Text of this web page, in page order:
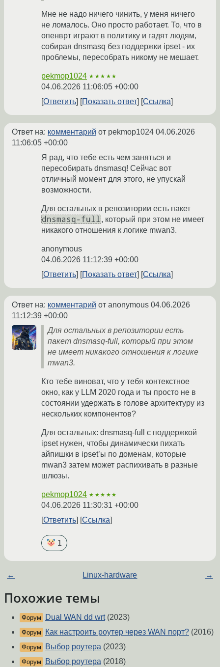
Мне не надо ничего чинить, у меня ничего
не ломалось. Оно просто работает. То, что в
опенврт играют в политику и гадят людям,
собирая dnsmasq без поддержки ipset - их
проблемы, пересобрать никому не мешает.
pekmop1024 ★★★★★
04.06.2026 11:06:05 +00:00
Ответить
Показать ответ Ссылка
Ответ на: комментарий от pekmop1024 04.06.2026
11:06:05 +00:00
Я рад, что тебе есть чем заняться и
пересобирать dnsmasq! Сейчас вот
отличный момент для этого, не упускай
возможности.
Для остальных в репозитории есть пакет
dnsmasq-full, который при этом не имеет
никакого отношения к логике mwan3.
anonymous
04.06.2026 11:12:39 +00:00
Ответить
Показать ответ Ссылка
Ответ на: комментарий от anonymous 04.06.2026
11:12:39 +00:00
Для остальных в репозитории есть
пакет dnsmasq-full, который при этом
не имеет никакого отношения к логике
mwan3.
Кто тебе виноват, что у тебя контекстное
окно, как у LLM 2020 года и ты просто не в
состоянии удержать в голове архитектуру из
нескольких компонентов?
Для остальных: dnsmasq-full с поддержкой
ipset нужен, чтобы динамически пихать
айпишки в ipset’ы по доменам, которые
mwan3 затем может распихивать в разные
шлюзы.
pekmop1024 ★★★★★
04.06.2026 11:30:31 +00:00
Ответить
Ссылка
1
← Linux-hardware →
Похожие темы
Форум Dual WAN dd wrt(2023)
Форум Как настроить роутер через WAN порт? (2016)
Форум Выбор роутера (2023)
Форум Выбор роутера (2018)